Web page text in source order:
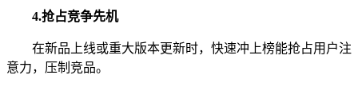
4.抢占竞争先机
在新品上线或重大版本更新时，快速冲上榜能抢占用户注
意力，压制竞品。